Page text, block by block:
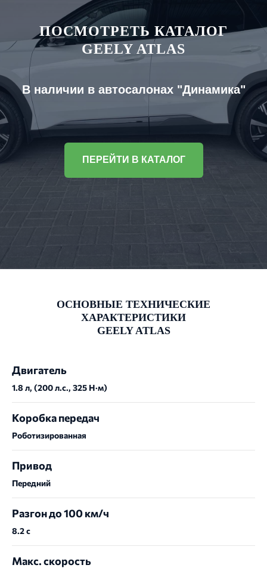
ПОСМОТРЕТЬ КАТАЛОГ
GEELY ATLAS
В наличии в автосалонах "Динамика"
ПЕРЕЙТИ В КАТАЛОГ
ОСНОВНЫЕ ТЕХНИЧЕСКИЕ
ХАРАКТЕРИСТИКИ
GEELY ATLAS
Двигатель
1.8 л, (200 л.с., 325 Н·м)
Коробка передач
Роботизированная
Привод
Передний
Разгон до 100 км/ч
8.2 с
Макс. скорость